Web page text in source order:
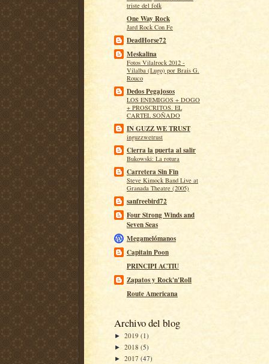
triste del folk
One Way Rock
Jard Rock Con Fe
DeadHorse72
Meskalina
Fotos Vilalrock 2012 -
Vilalba (Lugo) por Brais G.
Rouco
Dedos Pegajosos
LOS ENEMIGOS + DOGO
+ PROSCRITOS. EL
CARTEL SOÑADO
IN GUZZ WE TRUST
inguzzwetrust
Cierra la puerta al salir
Bukowski: La rotura
Carretera Sin Fin
Steve Kimock Band Live at
Granada Theatre (2005)
sanfreebird72
Four Strong Winds and
Seven Seas
Megamelómanos
Capitain Poon
PRINCIPI ACTIU
Zapatos y Rock'n'Roll
Route Americana
Archivo del blog
► 2019 (1)
► 2018 (5)
► 2017 (47)